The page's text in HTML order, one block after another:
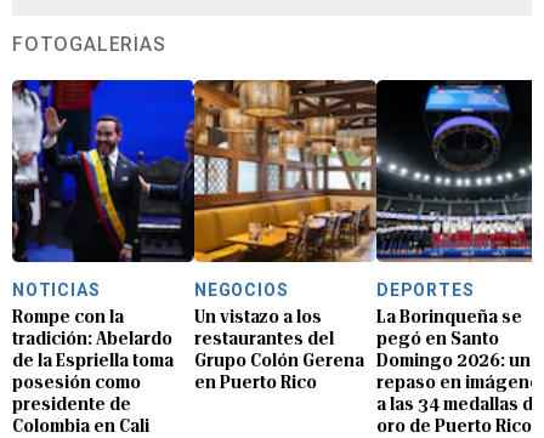
FOTOGALERÍAS
NOTICIAS
Rompe con la
tradición: Abelardo
de la Espriella toma
posesión como
presidente de
Colombia en Cali
NEGOCIOS
Un vistazo a los
restaurantes del
Grupo Colón Gerena
en Puerto Rico
DEPORTES
La Borinqueña se
pegó en Santo
Domingo 2026: un
repaso en
a las 34 medallas de
oro de Puerto Rico